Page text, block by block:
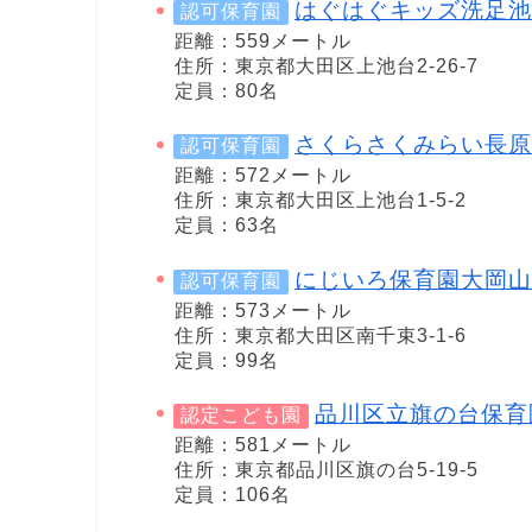
認可保育園 はぐはぐキッズ洗足池
距離：559メートル
住所：東京都大田区上池台2-26-7
定員：80名
認可保育園 さくらさくみらい長原
距離：572メートル
住所：東京都大田区上池台1-5-2
定員：63名
認可保育園 にじいろ保育園大岡山
距離：573メートル
住所：東京都大田区南千束3-1-6
定員：99名
認定こども園 品川区立旗の台保
距離：581メートル
住所：東京都品川区旗の台5-19-5
定員：106名